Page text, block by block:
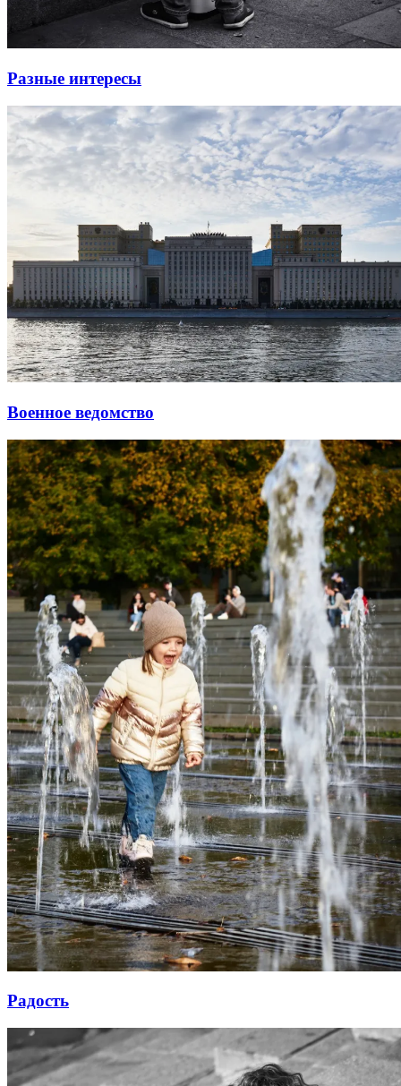
Разные интересы
Военное ведомство
Радость